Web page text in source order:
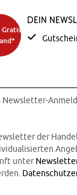
Dein
Newsletter-
der
unter